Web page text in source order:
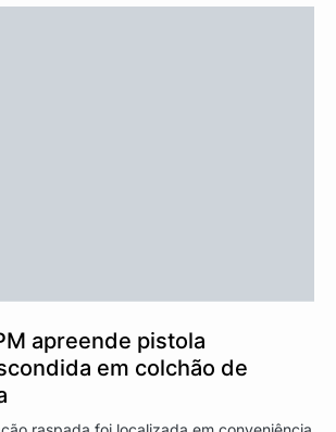
apreende pistola
em colchão de